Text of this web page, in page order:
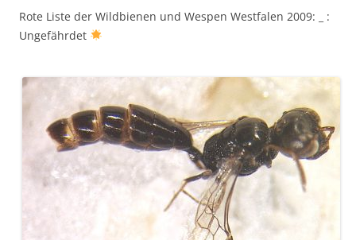
Rote Liste der Wildbienen und Wespen Westfalen 2009: _ :
Ungefährdet